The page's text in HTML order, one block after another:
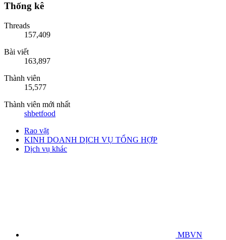
Thống kê
Threads
157,409
Bài viết
163,897
Thành viên
15,577
Thành viên mới nhất
shbetfood
Rao vặt
KINH DOANH DỊCH VỤ TỔNG HỢP
Dịch vụ khác
MBVN